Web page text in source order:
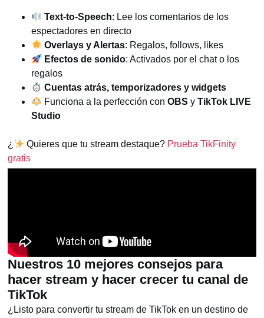
Text-to-Speech: Lee los comentarios de los
espectadores en directo
Overlays y Alertas: Regalos, follows, likes
Efectos de sonido: Activados por el chat o los
regalos
Cuentas atrás, temporizadores y widgets
Funciona a la perfección con OBS y TikTok LIVE
Studio
¿ Quieres que tu stream destaque? Prueba TikFinity
gratis
Nuestros 10 mejores consejos para
hacer stream y hacer crecer tu canal de
TikTok
¿Listo para convertir tu stream de TikTok en un destino de